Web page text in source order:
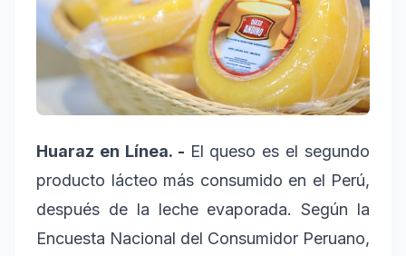
Huaraz en Línea. - El queso es el segundo
producto lácteo más consumido en el Perú,
después de la leche evaporada. Según la
Encuesta Nacional del Consumidor Peruano,